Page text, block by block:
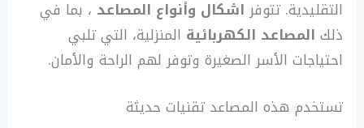
التقليدية. تتوفر اشكال وأنواع المصاعد ، بما في
ذلك المصاعد الكهربائية المنزلية، التي تلبي
احتياجات الأسر الصغيرة وتوفر لهم الراحة والأمان.
تستخدم هذه المصاعد تقنيات حديثة